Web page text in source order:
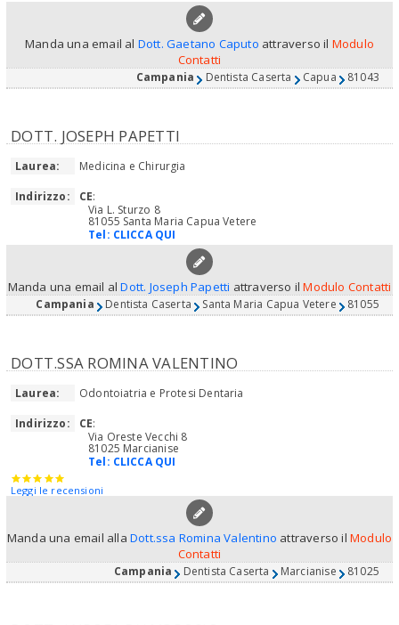
Manda una email al Dott. Gaetano Caputo attraverso il Modulo
Contatti
Campania Dentista Caserta Capua 81043
DOTT. JOSEPH PAPETTI
Laurea:
Medicina e Chirurgia
Indirizzo:
CE:
Via L. Sturzo 8
81055 Santa Maria Capua Vetere
Tel: CLICCA QUI
Manda una email alDott. Joseph Papetti attraverso ilModulo Contatti
Campania Dentista Caserta Santa Maria Capua Vetere 81055
DOTT.SSA ROMINA VALENTINO
Laurea:
Odontoiatria e Protesi Dentaria
Indirizzo:
CE:
Via Oreste Vecchi 8
81025 Marcianise
Tel: CLICCA QUI
Leggi le recensioni
Manda una email allaDott.ssa Romina Valentino attraverso il Modulo
Contatti
Campania Dentista Caserta Marcianise 81025